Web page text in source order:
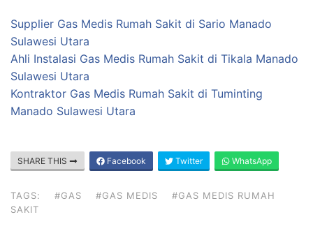
Supplier Gas Medis Rumah Sakit di Sario Manado
Sulawesi Utara
Ahli Instalasi Gas Medis Rumah Sakit di Tikala Manado
Sulawesi Utara
Kontraktor Gas Medis Rumah Sakit di Tuminting
Manado Sulawesi Utara
SHARE THIS Facebook Twitter WhatsApp
TAGS: #GAS #GAS MEDIS
#GAS MEDIS RUMAH
SAKIT